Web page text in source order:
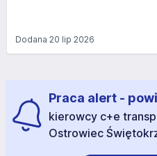
Dodana 20 lip 2026
Praca alert -
kierowcy c+e
Ostrowiec